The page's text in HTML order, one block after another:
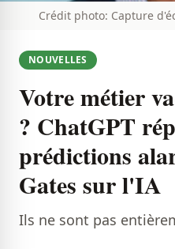
Crédit photo: Capture
NOUVELLES
Votre métier
? ChatGPT
prédictions
Gates sur l'IA
Ils ne sont pas